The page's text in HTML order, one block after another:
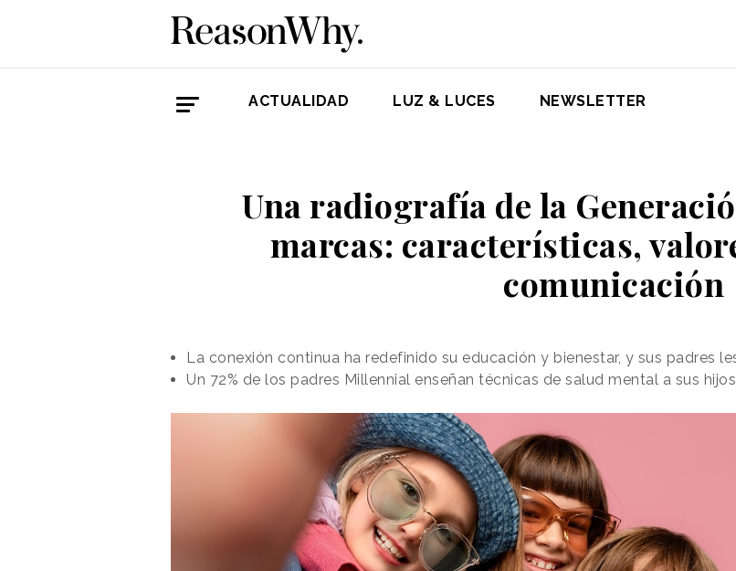
ACTUALIDAD LUZ & LUCES NEWSLETTER
Una radiografía de la
marcas: características,
comunicación
La conexión continua ha redefinido su educación y bienestar, y sus padres
Un 72% de los padres Millennial enseñan técnicas de salud mental a sus